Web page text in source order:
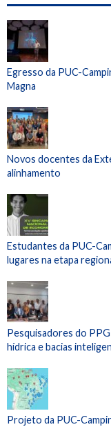
Egresso da PUC-
Magna
Novos docentes da
alinhamento
Estudantes da PUC-
lugares na etapa
Pesquisadores do
hídrica e bacias
Projeto da PUC-